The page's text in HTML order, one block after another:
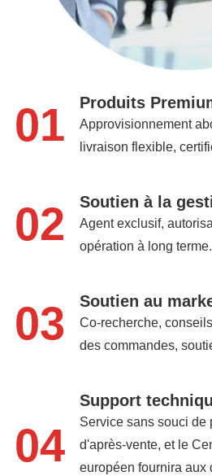
01 Produits
Approvisionnement
livraison flexible,
02 Soutien à la
Agent exclusif,
opération à long terme.
03 Soutien au
Co-recherche,
des commandes,
04
Support
Service sans souci de
d'après-vente, et le
européen fournira aux